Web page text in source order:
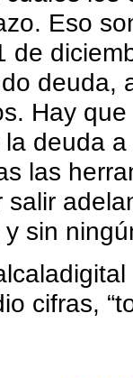
Eso
de
deuda,
Hay
deuda
las
sin
cifras,